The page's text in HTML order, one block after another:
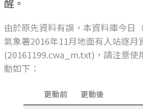
醒。
由於原先資料有誤，本資料庫今日
氣象署2016年11月地面有人站逐月
(20161199.cwa_m.txt)，請注意使
動如下：
更動前
更動後